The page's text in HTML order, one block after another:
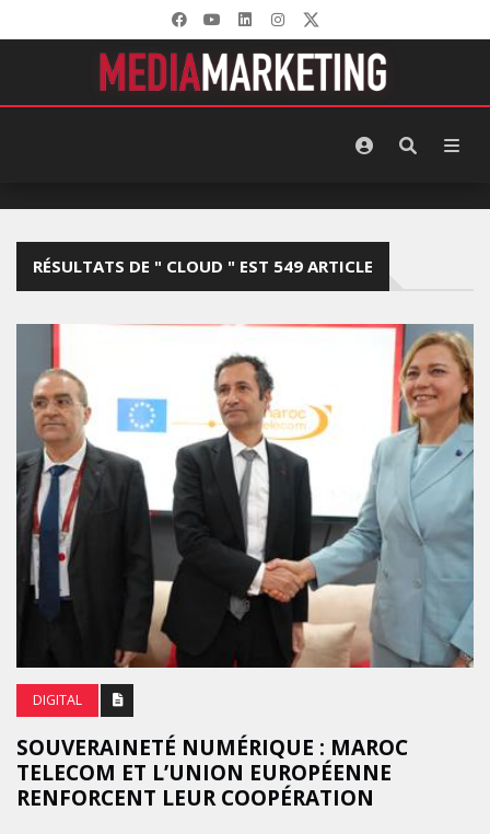
RÉSULTATS DE " CLOUD " EST 549 ARTICLE
DIGITAL
SOUVERAINETÉ NUMÉRIQUE : MAROC
TELECOM ET L’UNION EUROPÉENNE
RENFORCENT LEUR COOPÉRATION